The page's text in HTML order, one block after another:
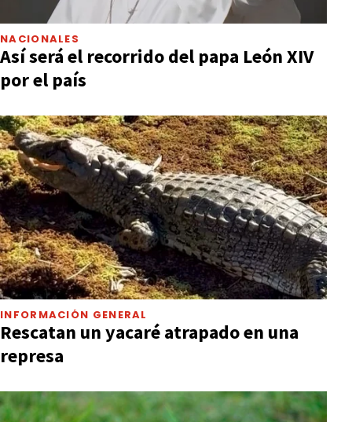
NACIONALES
Así será el recorrido del papa León XIV
por el país
INFORMACIÓN GENERAL
Rescatan un yacaré atrapado en una
represa